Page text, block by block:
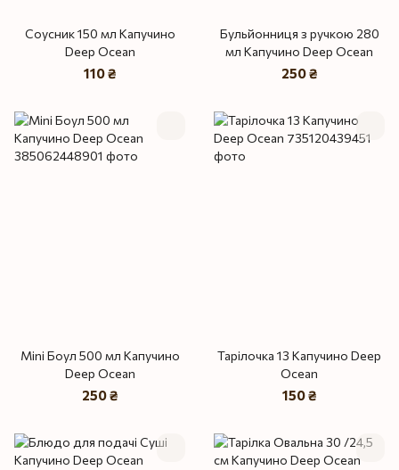
Соусник 150 мл Капучино
Deep Ocean
110 ₴
Бульйонниця з ручкою 280
мл Капучино Deep Ocean
250 ₴
Mini Боул 500 мл Капучино
Deep Ocean
250 ₴
Тарілочка 13 Капучино Deep
Ocean
150 ₴